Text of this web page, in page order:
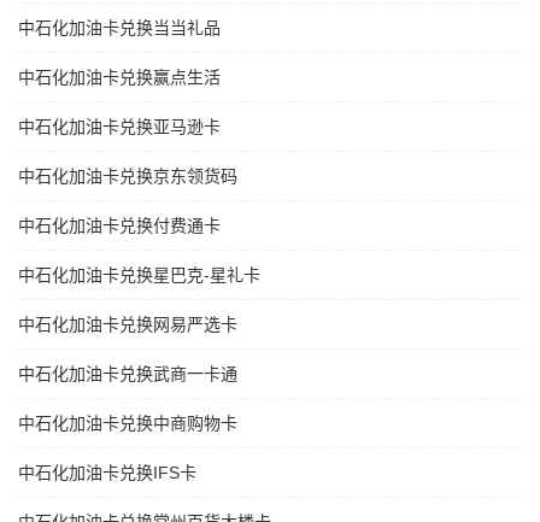
中石化加油卡兑换当当礼品
中石化加油卡兑换赢点生活
中石化加油卡兑换亚马逊卡
中石化加油卡兑换京东领货码
中石化加油卡兑换付费通卡
中石化加油卡兑换星巴克-星礼卡
中石化加油卡兑换网易严选卡
中石化加油卡兑换武商一卡通
中石化加油卡兑换中商购物卡
中石化加油卡兑换IFS卡